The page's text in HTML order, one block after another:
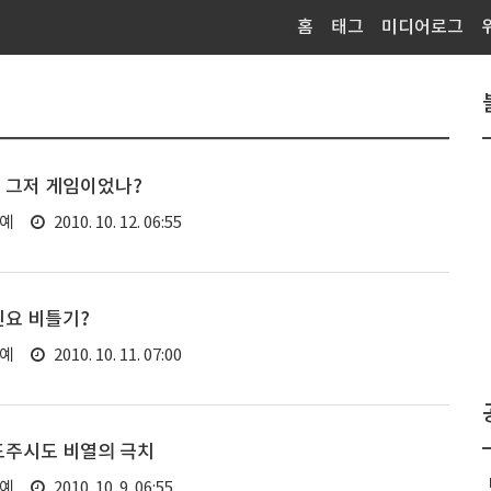
홈 태그 미디어로그
저 게임이었나?
2010. 10. 12. 06:55
비틀기?
2010. 10. 11. 07:00
시도 비열의 극치